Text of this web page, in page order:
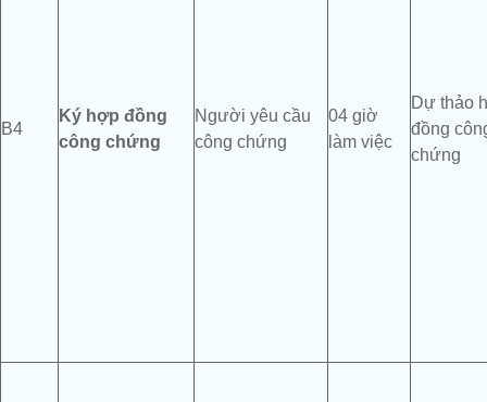
B4
Ký hợp đồng
công chứng
Người yêu cầu
công chứng
04 giờ
làm việc
Dự thảo
đồng
chứng